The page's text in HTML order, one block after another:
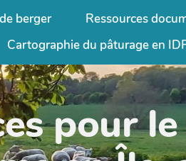
berger Ressources
Cartographie du pâturage en
pour